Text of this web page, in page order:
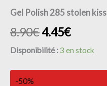
Gel Polish 285 stolen kiss
8.90€4.45€
Disponibilité :3 en stock
-50%